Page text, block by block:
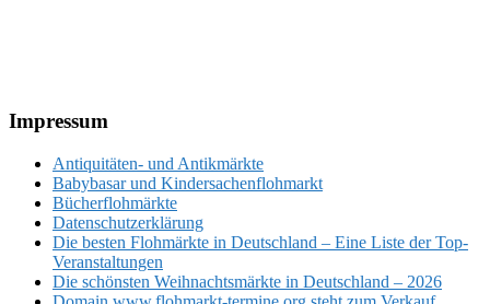
Footer
Impressum
Antiquitäten- und Antikmärkte
Babybasar und Kindersachenflohmarkt
Bücherflohmärkte
Datenschutzerklärung
Die besten Flohmärkte in Deutschland – Eine Liste der Top-
Veranstaltungen
Die schönsten Weihnachtsmärkte in Deutschland – 2026